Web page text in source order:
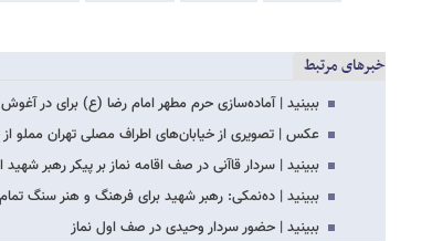
خبرهای مرتبط
ببینید | آماده‌سازی حرم مطهر امام رضا (ع) برای در
عکس | تصویری از خیابان‌های اطراف مصلی تهران مملو
ببینید | سردار قاآنی در صف اقامه نماز بر پیکر رهبر
ببینید | ده‌نمکی: رهبر شهید برای فرهنگ و هنر سنگ
ببینید | حضور سردار وحیدی در صف اول نماز